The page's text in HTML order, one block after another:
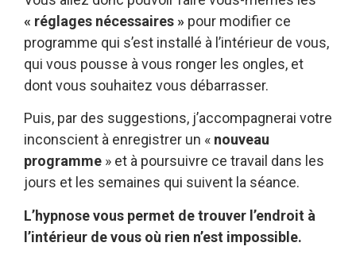
« réglages nécessaires » pour modifier ce
programme qui s’est installé à l’intérieur de vous,
qui vous pousse à vous ronger les ongles, et
dont vous souhaitez vous débarrasser.
Puis, par des suggestions, j’accompagnerai votre
inconscient à enregistrer un « nouveau
programme » et à poursuivre ce travail dans les
jours et les semaines qui suivent la séance.
L’hypnose vous permet de trouver l’endroit à
l’intérieur de vous où rien n’est impossible.